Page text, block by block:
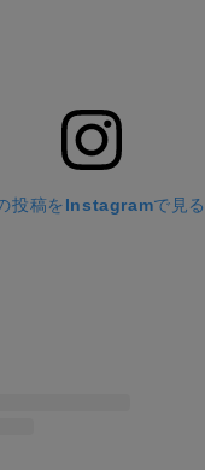
投稿をInstagramで見る